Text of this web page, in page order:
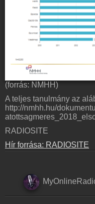
(forrás: NMHH)
A teljes tanulmány az
http://nmhh.hu/
RADIOSITE
Hír forrása: RADIOSITE